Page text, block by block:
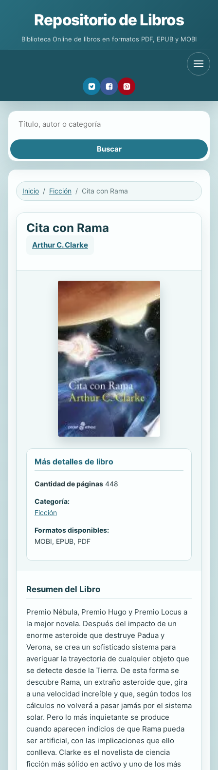
Repositorio de Libros
Biblioteca Online de libros en formatos PDF, EPUB y MOBI
Inicio Ficción Cita con Rama
Cita con Rama
Arthur C. Clarke
Más detalles de libro
Cantidad de páginas 448
Categoría:
Ficción
Formatos disponibles:
MOBI, EPUB, PDF
Resumen del Libro
Premio Nébula, Premio Hugo y Premio Locus a
la mejor novela. Después del impacto de un
enorme asteroide que destruye Padua y
Verona, se crea un sofisticado sistema para
averiguar la trayectoria de cualquier objeto que
se detecte desde la Tierra. De esta forma se
descubre Rama, un extraño asteroide que, gira
a una velocidad increíble y que, según todos los
cálculos no volverá a pasar jamás por el sistema
solar. Pero lo más inquietante se produce
cuando aparecen indicios de que Rama pueda
ser artificial, con las implicaciones que ello
conlleva. Clarke es el novelista de ciencia
ficción más sólido en activo y uno de los más